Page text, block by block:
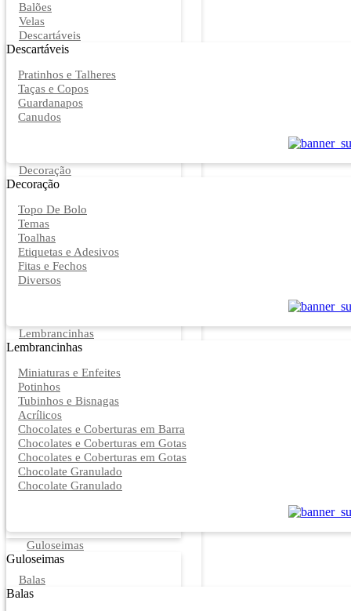
Balões
Velas
Descartáveis
Descartáveis
Pratinhos e Talheres
Taças e Copos
Guardanapos
Canudos
Decoração
Decoração
Topo De Bolo
Temas
Toalhas
Etiquetas e Adesivos
Fitas e Fechos
Diversos
Lembrancinhas
Lembrancinhas
Miniaturas e Enfeites
Potinhos
Tubinhos e Bisnagas
Acrílicos
Chocolates e Coberturas em Barra
Chocolates e Coberturas em Gotas
Chocolates e Coberturas em Gotas
Chocolate Granulado
Chocolate Granulado
Guloseimas
Guloseimas
Balas
Balas